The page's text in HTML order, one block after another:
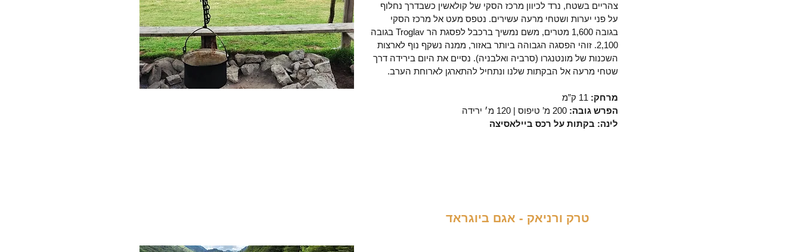
צהריים בשטח, נרד לכיוון מרכז הסקי של קולאשין כשבדרך נחלוף
על פני יערות ושטחי מרעה עשירים. נטפס מעט אל מרכז הסקי
בגובה 1,600 מטרים, משם נמשיך ברכבל לפסגת הר Troglav בגובה
2,100. זוהי הפסגה הגבוהה ביותר באזור, ממנה נשקף נוף לארצות
השכנות של מונטנגרו (סרביה ואלבניה). נסיים את היום בירידה דרך
שטחי מרעה אל הבקתות שלנו ונתחיל להתארגן לארוחת הערב.
מרחק:
הפרש גובה:
לינה: בקתות על רכס ביילאסיצה
טרק ורניאק - אגם ביוגראד